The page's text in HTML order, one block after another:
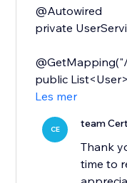
@Autowired
private
public
Les mer
CE team
Thank
time to